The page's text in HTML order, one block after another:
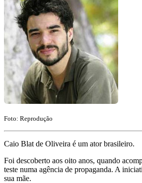
Foto: Reprodução
Caio Blat de Oliveira é um ator brasileiro.
Foi descoberto aos oito anos, quando
teste numa agência de propaganda. A
sua mãe.